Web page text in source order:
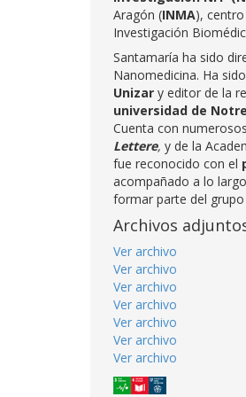
Aragón (INMA),
Investigación
Santamaría ha sido
Nanomedicina. Ha
Unizar y editor de la
universidad de
Cuenta con
Lettere, y de la
fue reconocido con el
acompañado a lo
formar parte del
Archivos
Ver archivo
Ver archivo
Ver archivo
Ver archivo
Ver archivo
Ver archivo
Ver archivo